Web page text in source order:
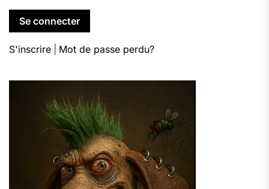
S'inscrire Mot de passe perdu?